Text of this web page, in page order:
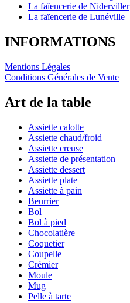
La faïencerie de Niderviller
La faïencerie de Lunéville
INFORMATIONS
Mentions Légales
Conditions Générales de Vente
Art de la table
Assiette calotte
Assiette chaud/froid
Assiette creuse
Assiette de présentation
Assiette dessert
Assiette plate
Assiette à pain
Beurrier
Bol
Bol à pied
Chocolatière
Coquetier
Coupelle
Crémier
Moule
Mug
Pelle à tarte